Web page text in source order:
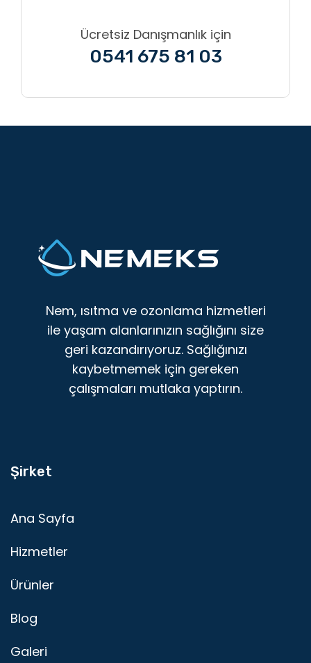
Ücretsiz Danışmanlık için
0541 675 81 03
Nem, ısıtma ve ozonlama hizmetleri
ile yaşam alanlarınızın sağlığını size
geri kazandırıyoruz. Sağlığınızı
kaybetmemek için gereken
çalışmaları mutlaka yaptırın.
Şirket
Ana Sayfa
Hizmetler
Ürünler
Blog
Galeri